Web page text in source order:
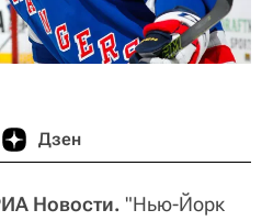
Дзен
Новости. "Нью-Йорк